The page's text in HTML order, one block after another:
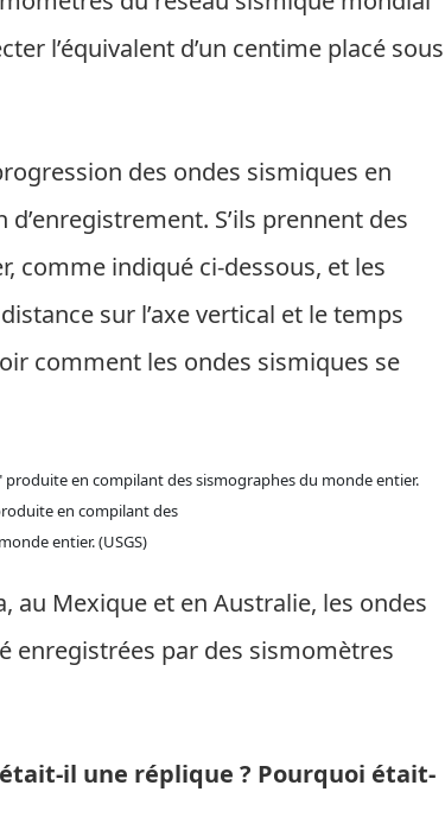
l’équivalent d’un centime placé sous
des ondes sismiques en
S’ils prennent des
comme indiqué ci-dessous, et les
sur l’axe vertical et le temps
comment les ondes sismiques se
en compilant des
entier. (USGS)
au Mexique et en Australie, les ondes
enregistrées par des sismomètres
il une réplique ? Pourquoi était-